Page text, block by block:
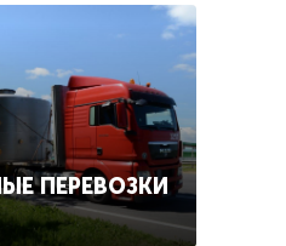
ПЕРЕВОЗКИ